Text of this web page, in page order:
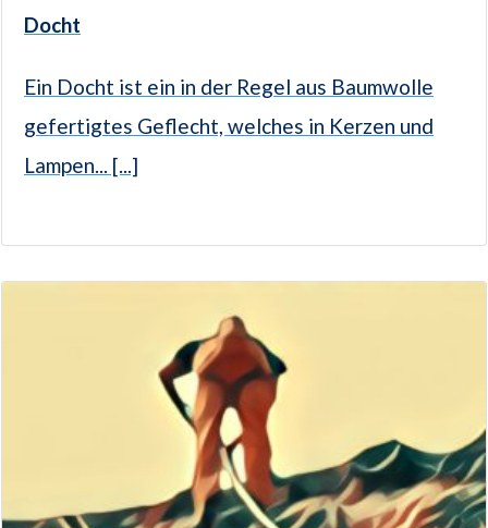
Docht
Ein Docht ist ein in der Regel aus Baumwolle
gefertigtes Geflecht, welches in Kerzen und
Lampen... [...]